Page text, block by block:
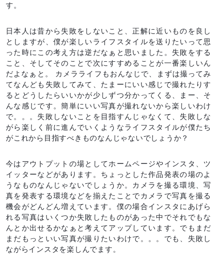
す。
日本人は昔から失敗をしないこと、正解に近いものを良し
としますが、僕が楽しいライフスタイルを送りたいって思
った時にこの考え方は逆だなぁと思いました。失敗をする
こと、そしてそのことで次にすすめることが一番楽しいん
だよなぁと。 カメラライフもおんなじで、まずは撮ってみ
てなんども失敗してみて、たまーにいい感じで撮れたりす
るとどうしたらいいかが少しずつ分かってくる、まー、そ
んな感じです。簡単にいい写真が撮れないから楽しいわけ
で。。。失敗しないことを目指すんじゃなくて、失敗しな
がら楽しく前に進んでいくようなライフスタイルが僕たち
がこれから目指すべきものなんじゃないでしょうか？
今はアウトプットの場としてホームページやインスタ、ツ
イッターなどがあります。ちょっとした作品発表の場のよ
うなものなんじゃないでしょうか。カメラを撮る環境、写
真を発表する環境などを揃えたことでカメラで写真を撮る
機会がどんどん増えています。僕の場合インスタにあげら
れる写真はいくつか失敗したものがあった中でそれでもな
んとか出せるかなぁと考えてアップしています。でもまだ
まだもっといい写真が撮りたいわけで。。。でも、失敗し
ながらインスタを楽しんでます。